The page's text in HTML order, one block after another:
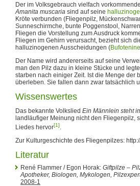
Der im Volksgebrauch vielfach
Amanita muscaria sind auf seine
Kröte verbunden (Fliegenpilz,
Sunneschirmche, bunte Poggenstool,
Fliegen die Vorstellung zum Ausdruck
Fliegen im Gehirn verursacht, bezieht sich
halluzinogenen Ausscheidungen (Bufotenine
Der Name wird andererseits auf seine
man den Pilz dazu in kleine Stücke und
starben nach einiger Zeit. Ist die Menge
überleben. Sie fallen dann zwar tatsächlich
Wissenswertes
Das bekannte Volkslied Ein Männlein steht
landläufiger Meinung nicht den Fliegenpilz,
Liedes hervor[1].
Zur Kulturgeschichte des Fliegenpilzes:
Literatur
René Flammer / Egon Horak: Giftpilze –
Apotheker, Biologen, Mykologen,
2008-1